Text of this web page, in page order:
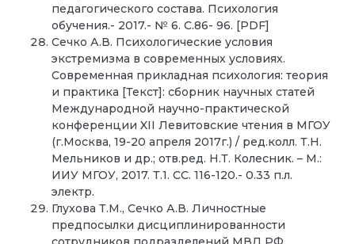
педагогического состава. Психология
обучения.- 2017.- № 6. С.86- 96. [PDF]
Сечко А.В. Психологические условия
экстремизма в современных условиях.
Современная прикладная психология: теория
и практика [Текст]: сборник научных статей
Международной научно-практической
конференции XII Левитовские чтения в МГОУ
(г.Москва, 19-20 апреля 2017г.) / ред.колл. Т.Н.
Мельников и др.; отв.ред. Н.Т. Колесник. – М.:
ИИУ МГОУ, 2017. Т.1. СС. 116-120.- 0.33 п.л.
электр.
Глухова Т.М., Сечко А.В. Личностные
предпосылки дисциплинированности